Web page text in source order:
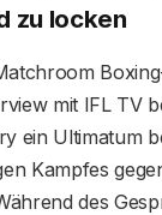
zu locken
mit IFL TV
ein Ultimatum
Kampfes
des